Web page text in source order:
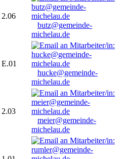
2.06
butz@gemeinde-
michelau.de
E.01
hucke@gemeinde-
michelau.de
2.03
meier@gemeinde-
michelau.de